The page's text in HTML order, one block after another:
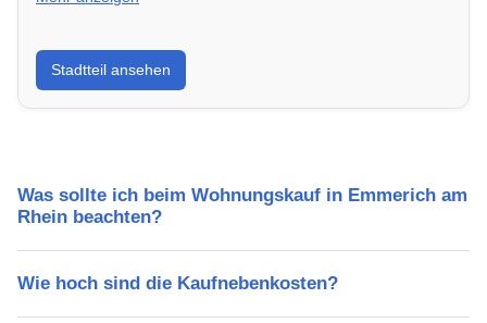
Erfahre mehr über deinen Stadtteil in Emmerich am
Rhein: Lebensqualität, Verkehrsanbindung, Schulen,
Freizeitmöglichkeiten und Mietpreise.
Stadtteil ansehen
Was sollte ich beim Wohnungskauf in Emmerich am
Rhein beachten?
Wie hoch sind die Kaufnebenkosten?